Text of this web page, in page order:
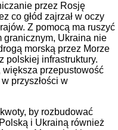
przez Rosję
co głód zajrzał w oczy
Z pomocą ma ruszyć
granicznym, Ukraina nie
morską przez Morze
polskiej infrastruktury.
przepustowość
przyszłości w
by rozbudować
i Ukrainą również